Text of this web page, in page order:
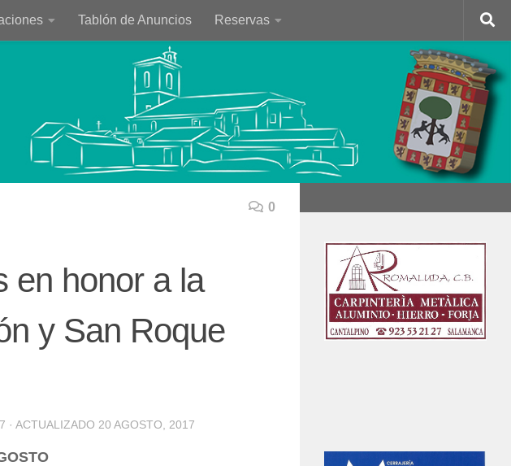
Tablón de Anuncios Reservas
0
en honor a la
y San Roque
· ACTUALIZADO 20 AGOSTO, 2017